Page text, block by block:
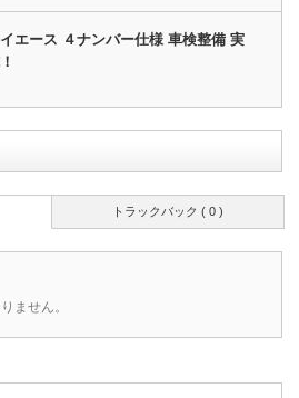
エース ４ナンバー仕様 車検整備 実
トラックバック ( 0 )
ません。